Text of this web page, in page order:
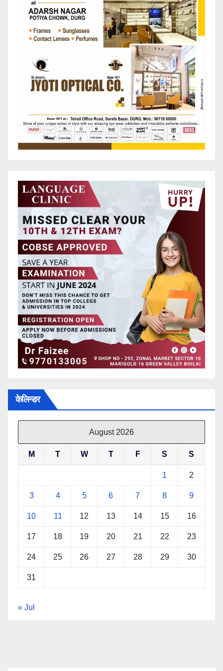
केलिन्डर
August 2026
M T W T F S S
1 2
3 4 5 6 7 8 9
10 11 12 13 14 15 16
17 18 19 20 21 22 23
24 25 26 27 28 29 30
31
« Jul